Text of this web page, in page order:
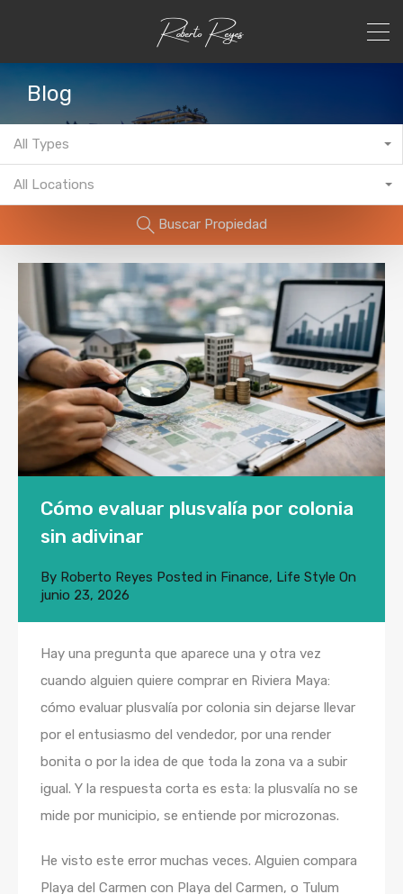
Blog
All Types
All Locations
Buscar Propiedad
Cómo evaluar plusvalía por colonia
sin adivinar
By Roberto Reyes Posted in Finance, Life Style On
junio 23, 2026
Hay una pregunta que aparece una y otra vez
cuando alguien quiere comprar en Riviera Maya:
cómo evaluar plusvalía por colonia sin dejarse llevar
por el entusiasmo del vendedor, por una render
bonita o por la idea de que toda la zona va a subir
igual. Y la respuesta corta es esta: la plusvalía no se
mide por municipio, se entiende por microzonas.
He visto este error muchas veces. Alguien compara
Playa del Carmen con Playa del Carmen, o Tulum